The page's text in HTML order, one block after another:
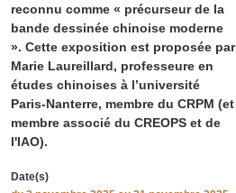
reconnu comme « précurseur de la
bande dessinée chinoise moderne
». Cette exposition est proposée par
Marie Laureillard, professeure en
études chinoises à l’université
Paris-Nanterre, membre du CRPM (et
membre associé du CREOPS et de
l'IAO).
Date(s)